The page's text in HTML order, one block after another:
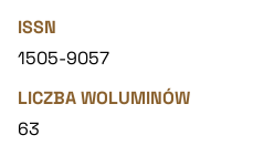
ISSN
1505-9057
LICZBA WOLUMINÓW
63